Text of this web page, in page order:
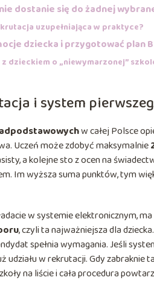
dostanie się do żadnej
uzupełniająca w praktyce?
dziecka i przygotować plan
dzieckiem o „niewymarzonej”
i system
w całej Polsce
Uczeń może zdobyć maksymalnie
a kolejne sto z ocen na
Im wyższa suma punktów, tym
w systemie elektronicznym,
, czyli ta najważniejsza dla
spełnia wymagania. Jeśli
udziału w rekrutacji. Gdy
na liście i cała procedura